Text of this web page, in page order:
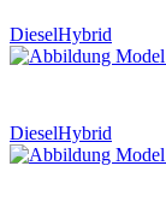
DieselHybrid
DieselHybrid